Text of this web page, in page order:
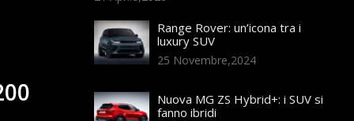
Range Rover: un’icona tra i
luxury SUV
25 Novembre,2024
Nuova MG ZS Hybrid+: i SUV si
fanno ibridi